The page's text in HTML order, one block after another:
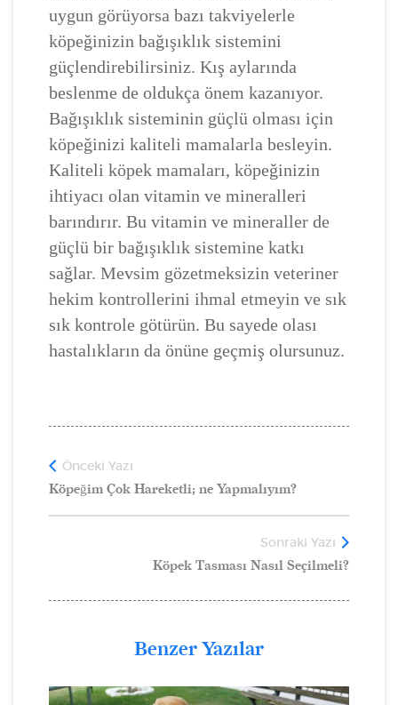
uygun görüyorsa bazı takviyelerle
köpeğinizin bağışıklık sistemini
güçlendirebilirsiniz. Kış aylarında
beslenme de oldukça önem kazanıyor.
Bağışıklık sisteminin güçlü olması için
köpeğinizi kaliteli mamalarla besleyin.
Kaliteli köpek mamaları, köpeğinizin
ihtiyacı olan vitamin ve mineralleri
barındırır. Bu vitamin ve mineraller de
güçlü bir bağışıklık sistemine katkı
sağlar. Mevsim gözetmeksizin veteriner
hekim kontrollerini ihmal etmeyin ve sık
sık kontrole götürün. Bu sayede olası
hastalıkların da önüne geçmiş olursunuz.
Önceki Yazı
Köpeğim Çok Hareketli; ne Yapmalıyım?
Sonraki Yazı
Köpek Tasması Nasıl Seçilmeli?
Benzer Yazılar